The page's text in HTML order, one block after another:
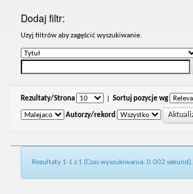
Dodaj filtr:
Uzyj filtrów aby zagęścić wyszukiwanie.
Rezultaty/Strona Sortuj pozycje wg
Autorzy/rekord
Rezultaty 1-1 z 1 (Czas wyszukiwania: 0.002 sekund).